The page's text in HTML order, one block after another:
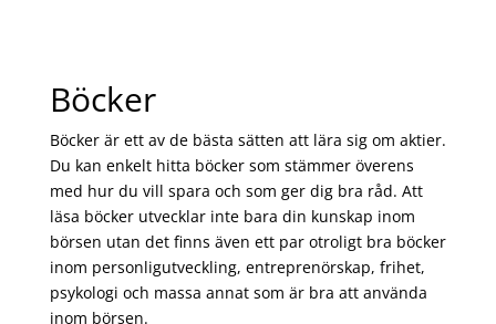
Böcker
Böcker är ett av de bästa sätten att lära sig om aktier.
Du kan enkelt hitta böcker som stämmer överens
med hur du vill spara och som ger dig bra råd. Att
läsa böcker utvecklar inte bara din kunskap inom
börsen utan det finns även ett par otroligt bra böcker
inom personligutveckling, entreprenörskap, frihet,
psykologi och massa annat som är bra att använda
inom börsen.